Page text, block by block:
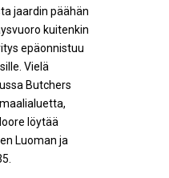
jaardin päähän
kuitenkin
epäonnistuu
Vielä
Butchers
löytää
Luoman ja